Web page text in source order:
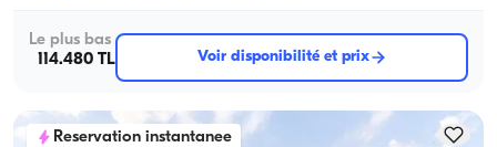
Le plus bas
114.480 TL
Voir disponibilité et prix
Reservation instantanee